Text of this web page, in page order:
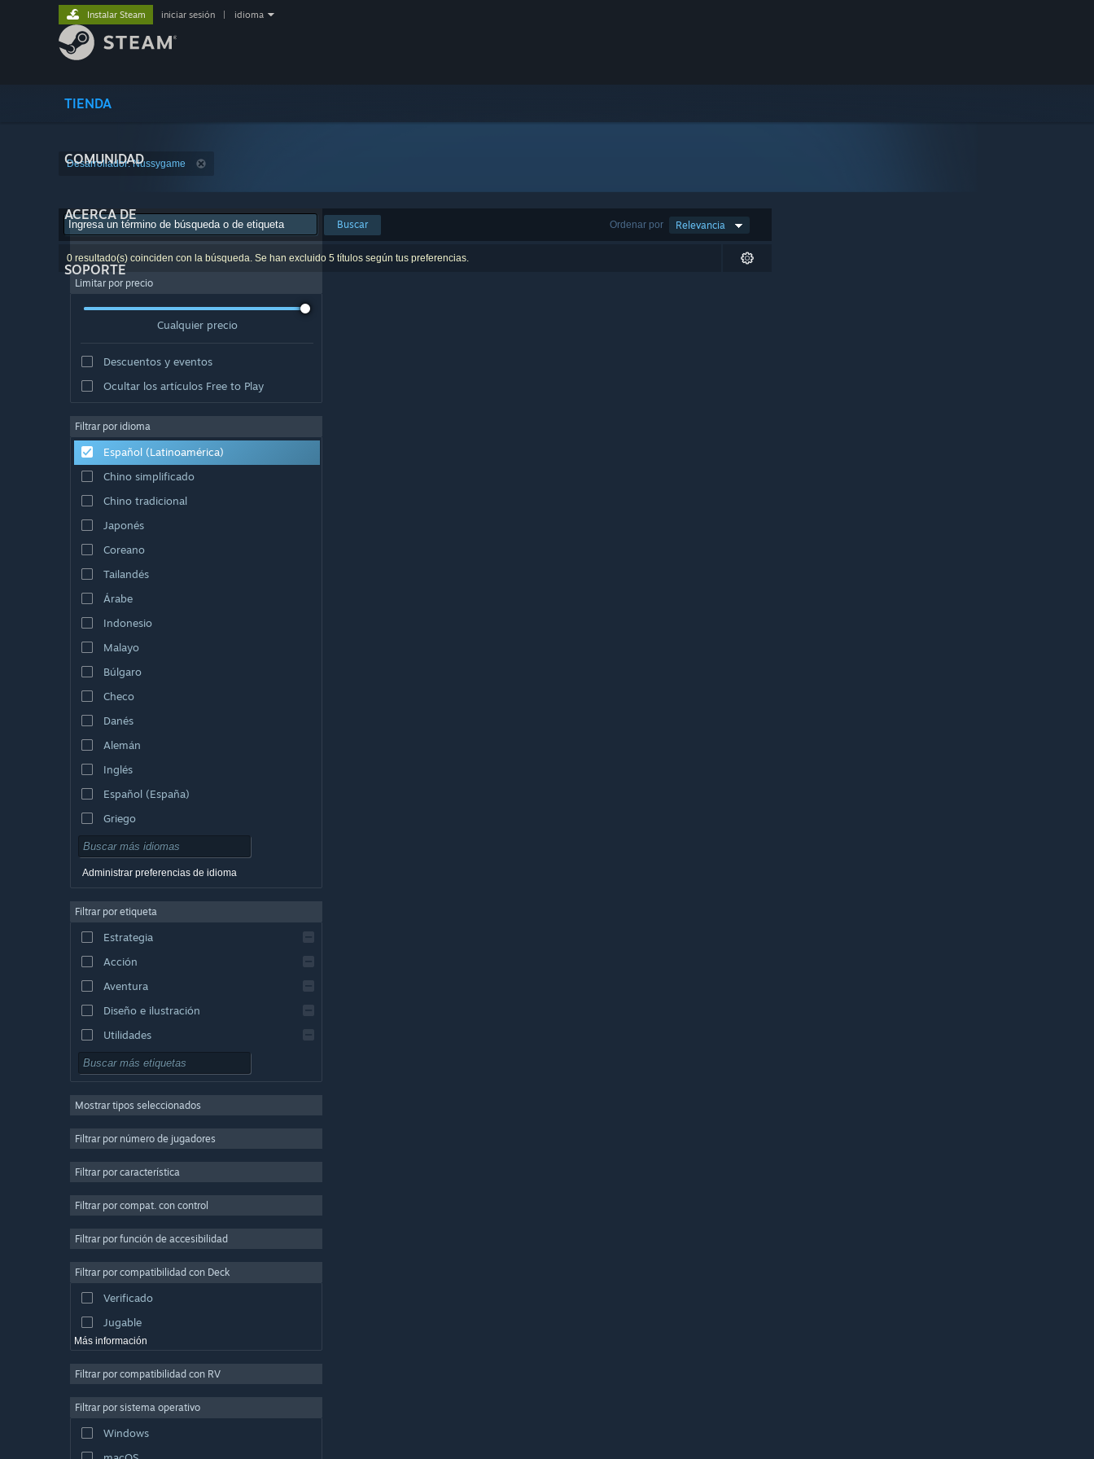
TIENDA
COMUNIDAD
ACERCA DE
SOPORTE
Instalar Steam iniciar sesión idioma
Desarrollador: Nussygame
Ordenar por Relevancia
Buscar
0 resultado(s) coinciden con la búsqueda. Se han excluido 5 títulos según tus preferencias.
Limitar por precio
Cualquier precio
Descuentos y eventos
Ocultar los artículos Free to Play
Filtrar por idioma
Español (Latinoamérica)
Chino simplificado
Chino tradicional
Japonés
Coreano
Tailandés
Árabe
Indonesio
Malayo
Búlgaro
Checo
Danés
Alemán
Inglés
Español (España)
Griego
Administrar preferencias de idioma
Filtrar por etiqueta
Estrategia
Acción
Aventura
Diseño e ilustración
Utilidades
Free to Play
Multijugador masivo
Casuales
Simuladores
Producción de video
Edición fotográfica
Mostrar tipos seleccionados
Filtrar por número de jugadores
Filtrar por característica
Filtrar por compat. con control
Filtrar por función de accesibilidad
Filtrar por compatibilidad con Deck
Verificado
Jugable
Más información
Filtrar por compatibilidad con RV
Filtrar por sistema operativo
Windows